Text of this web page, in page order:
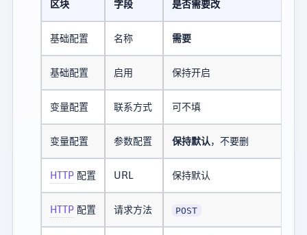
区块 字段 是否需要改
基础配置 名称 需要
基础配置 启用 保持开启
变量配置 联系方式 可不填
变量配置 参数配置 保持默认，不要删
HTTP配置 URL 保持默认
HTTP配置 请求方法 POST